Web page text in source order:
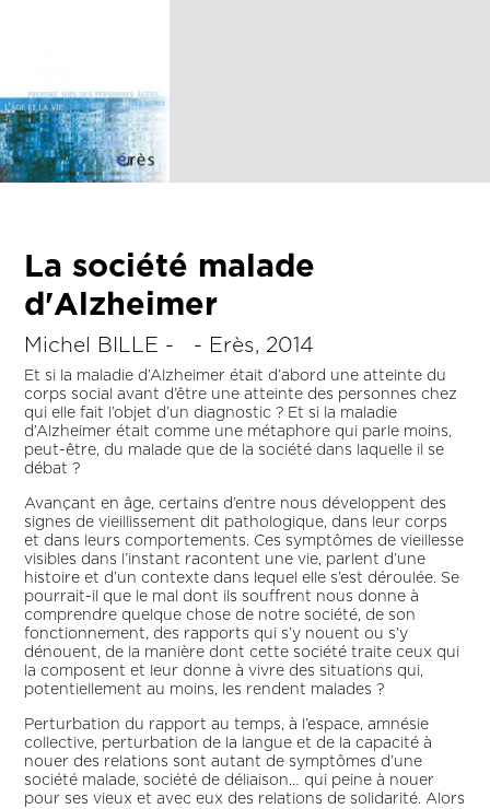
La société malade
d'Alzheimer
Michel BILLE - - Erès, 2014
Et si la maladie d’Alzheimer était d’abord une atteinte du
corps social avant d’être une atteinte des personnes chez
qui elle fait l’objet d’un diagnostic ? Et si la maladie
d’Alzheimer était comme une métaphore qui parle moins,
peut-être, du malade que de la société dans laquelle il se
débat ?
Avançant en âge, certains d’entre nous développent des
signes de vieillissement dit pathologique, dans leur corps
et dans leurs comportements. Ces symptômes de vieillesse
visibles dans l’instant racontent une vie, parlent d’une
histoire et d’un contexte dans lequel elle s’est déroulée. Se
pourrait-il que le mal dont ils souffrent nous donne à
comprendre quelque chose de notre société, de son
fonctionnement, des rapports qui s’y nouent ou s’y
dénouent, de la manière dont cette société traite ceux qui
la composent et leur donne à vivre des situations qui,
potentiellement au moins, les rendent malades ?
Perturbation du rapport au temps, à l’espace, amnésie
collective, perturbation de la langue et de la capacité à
nouer des relations sont autant de symptômes d’une
société malade, société de déliaison… qui peine à nouer
pour ses vieux et avec eux des relations de solidarité. Alors